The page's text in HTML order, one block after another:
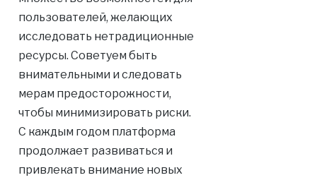
пользователей, желающих
исследовать нетрадиционные
ресурсы. Советуем быть
внимательными и следовать
мерам предосторожности,
чтобы минимизировать риски.
С каждым годом платформа
продолжает развиваться и
привлекать внимание новых